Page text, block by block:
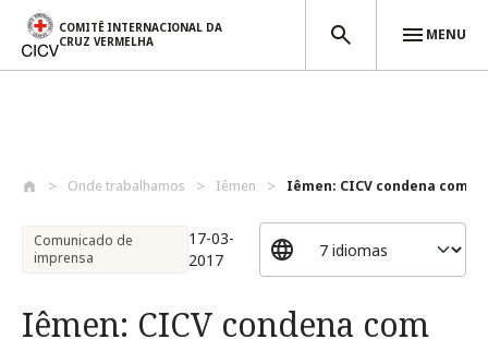
COMITÊ INTERNACIONAL DA
CRUZ VERMELHA
MENU
Onde trabalhamos Iêmen Iêmen: CICV condena com
Comunicado de
imprensa
17-03-
2017
Iêmen: CICV condena com